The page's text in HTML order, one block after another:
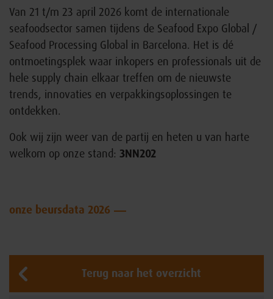
Van 21 t/m 23 april 2026 komt de internationale
seafoodsector samen tijdens de Seafood Expo Global /
Seafood Processing Global in Barcelona. Het is dé
ontmoetingsplek waar inkopers en professionals uit de
hele supply chain elkaar treffen om de nieuwste
trends, innovaties en verpakkingsoplossingen te
ontdekken.
Ook wij zijn weer van de partij en heten u van harte
welkom op onze stand: 3NN202
onze beursdata 2026
Terug naar het overzicht